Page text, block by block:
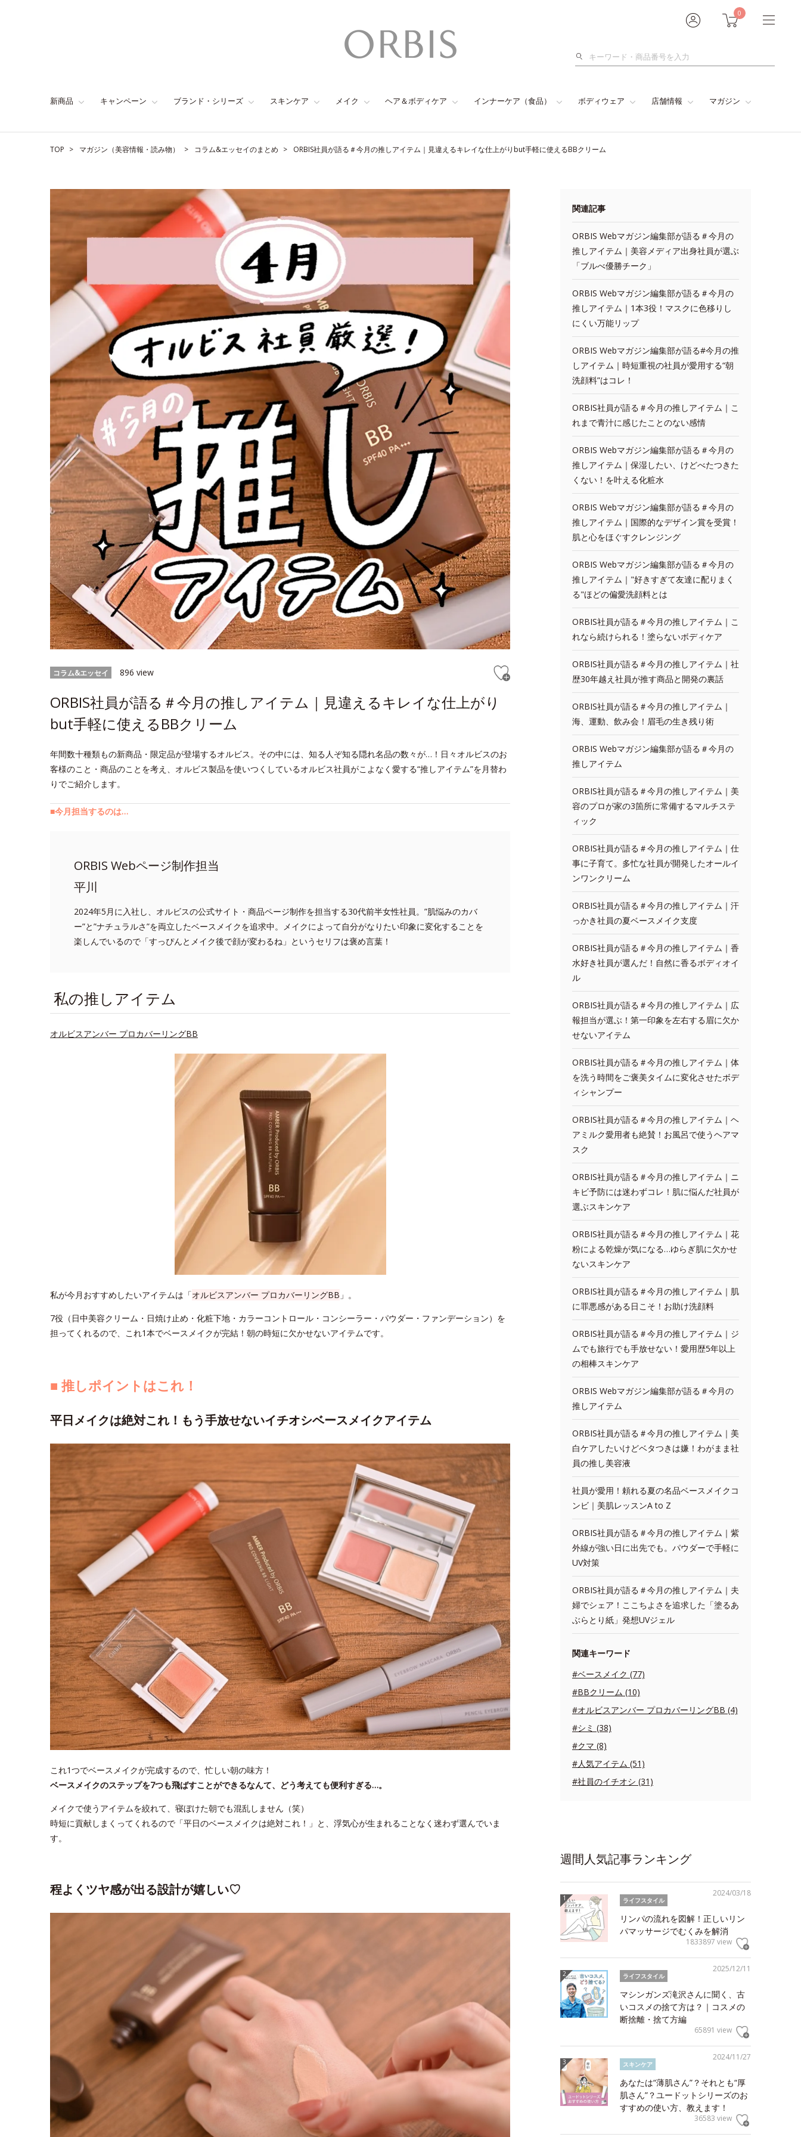
0
検
新商品 キャンペーン ブランド・シリーズ スキンケア メイク ヘア＆ボディケア インナーケア（食品） ボディウェア 店舗情報 マガジン
TOP マガジン（美容情報・読み物） コラム&エッセイのまとめ ORBIS社員が語る＃今月の推しアイテム｜見違えるキレイな仕上がりbut手軽に使えるBBクリーム
コラム&エッセイ 896 view
ORBIS社員が語る＃今月の推しアイテム｜見違えるキレイな仕上がり
but手軽に使えるBBクリーム
年間数十種類もの新商品・限定品が登場するオルビス。その中には、知る人ぞ知る隠れ名品の数々が…！日々オルビスのお
客様のこと・商品のことを考え、オルビス製品を使いつくしているオルビス社員がこよなく愛する“推しアイテム”を月替わ
りでご紹介します。
■今月担当するのは…
ORBIS Webページ制作担当
平川
2024年5月に入社し、オルビスの公式サイト・商品ページ制作を担当する30代前半女性社員。”肌悩みのカバ
ー”と”ナチュラルさ”を両立したベースメイクを追求中。メイクによって自分がなりたい印象に変化することを
楽しんでいるので「すっぴんとメイク後で顔が変わるね」というセリフは褒め言葉！
私の推しアイテム
オルビスアンバー プロカバーリングBB
私が今月おすすめしたいアイテムは「オルビスアンバー プロカバーリングBB 」。
7役（日中美容クリーム・日焼け止め・化粧下地・カラーコントロール・コンシーラー・パウダー・ファンデーション）を
担ってくれるので、これ1本でベースメイクが完結！朝の時短に欠かせないアイテムです。
■ 推しポイントはこれ！
平日メイクは絶対これ！もう手放せないイチオシベースメイクアイテム
これ1つでベースメイクが完成するので、忙しい朝の味方！
ベースメイクのステップを7つも飛ばすことができるなんて、どう考えても便利すぎる…。
メイクで使うアイテムを絞れて、寝ぼけた朝でも混乱しません（笑）
時短に貢献しまくってくれるので「平日のベースメイクは絶対これ！」と、浮気心が生まれることなく迷わず選んでいま
す。
程よくツヤ感が出る設計が嬉しい♡
関連記事
ORBIS Webマガジン編集部が語る＃今月の
推しアイテム｜美容メディア出身社員が選ぶ
「ブルべ優勝チーク」
ORBIS Webマガジン編集部が語る＃今月の
推しアイテム｜1本3役！マスクに色移りし
にくい万能リップ
ORBIS Webマガジン編集部が語る#今月の推
しアイテム｜時短重視の社員が愛用する“朝
洗顔料”はコレ！
ORBIS社員が語る＃今月の推しアイテム｜こ
れまで青汁に感じたことのない感情
ORBIS Webマガジン編集部が語る＃今月の
推しアイテム｜保湿したい、けどべたつきた
くない！を叶える化粧水
ORBIS Webマガジン編集部が語る＃今月の
推しアイテム｜国際的なデザイン賞を受賞！
肌と心をほぐすクレンジング
ORBIS Webマガジン編集部が語る＃今月の
推しアイテム｜"好きすぎて友達に配りまく
る"ほどの偏愛洗顔料とは
ORBIS社員が語る＃今月の推しアイテム｜こ
れなら続けられる！塗らないボディケア
ORBIS社員が語る＃今月の推しアイテム｜社
歴30年越え社員が推す商品と開発の裏話
ORBIS社員が語る＃今月の推しアイテム｜
海、運動、飲み会！眉毛の生き残り術
ORBIS Webマガジン編集部が語る＃今月の
推しアイテム
ORBIS社員が語る＃今月の推しアイテム｜美
容のプロが家の3箇所に常備するマルチステ
ィック
ORBIS社員が語る＃今月の推しアイテム｜仕
事に子育て。多忙な社員が開発したオールイ
ンワンクリーム
ORBIS社員が語る＃今月の推しアイテム｜汗
っかき社員の夏ベースメイク支度
ORBIS社員が語る＃今月の推しアイテム｜香
水好き社員が選んだ！自然に香るボディオイ
ル
ORBIS社員が語る＃今月の推しアイテム｜広
報担当が選ぶ！第一印象を左右する眉に欠か
せないアイテム
ORBIS社員が語る＃今月の推しアイテム｜体
を洗う時間をご褒美タイムに変化させたボデ
ィシャンプー
ORBIS社員が語る＃今月の推しアイテム｜ヘ
アミルク愛用者も絶賛！お風呂で使うヘアマ
スク
ORBIS社員が語る＃今月の推しアイテム｜ニ
キビ予防には迷わずコレ！肌に悩んだ社員が
選ぶスキンケア
ORBIS社員が語る＃今月の推しアイテム｜花
粉による乾燥が気になる…ゆらぎ肌に欠かせ
ないスキンケア
ORBIS社員が語る＃今月の推しアイテム｜肌
に罪悪感がある日こそ！お助け洗顔料
ORBIS社員が語る＃今月の推しアイテム｜ジ
ムでも旅行でも手放せない！愛用歴5年以上
の相棒スキンケア
ORBIS Webマガジン編集部が語る＃今月の
推しアイテム
ORBIS社員が語る＃今月の推しアイテム｜美
白ケアしたいけどベタつきは嫌！わがまま社
員の推し美容液
社員が愛用！頼れる夏の名品ベースメイクコ
ンビ｜美肌レッスンA to Z
ORBIS社員が語る＃今月の推しアイテム｜紫
外線が強い日に出先でも。パウダーで手軽に
UV対策
ORBIS社員が語る＃今月の推しアイテム｜夫
婦でシェア！ここちよさを追求した「塗るあ
ぶらとり紙」発想UVジェル
関連キーワード
#ベースメイク (77)
#BBクリーム (10)
#オルビスアンバー プロカバーリングBB (4)
#シミ (38)
#クマ (8)
#人気アイテム (51)
#社員のイチオシ (31)
週間人気記事ランキング
2024/03/18
ライフスタイル
リンパの流れを図解！正しいリン
パマッサージでむくみを解消
1833897 view
2025/12/11
ライフスタイル
マシンガンズ滝沢さんに聞く、古
いコスメの捨て方は？｜コスメの
断捨離・捨て方編
65891 view
2024/11/27
スキンケア
あなたは“薄肌さん”？それとも“厚
肌さん”？ユードットシリーズのお
すすめの使い方、教えます！
36583 view